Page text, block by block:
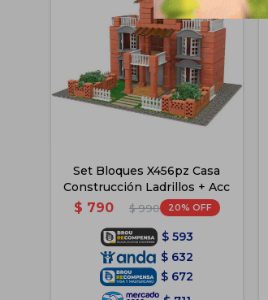
Set Bloques X456pz Casa
Construcción Ladrillos + Acc
$ 790 $ 990 20
$ 593
$ 632
$ 672